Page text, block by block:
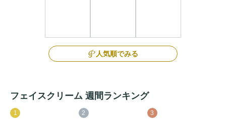
人気順でみる
フェイスクリーム 週間ランキング
1 2 3